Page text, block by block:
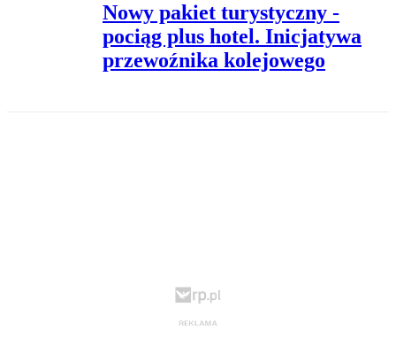
Nowy pakiet turystyczny -
pociąg plus hotel. Inicjatywa
przewoźnika kolejowego